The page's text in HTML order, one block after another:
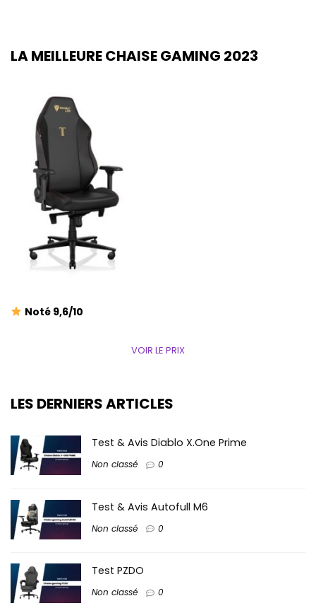
LA MEILLEURE CHAISE GAMING 2023
Noté 9,6/10
VOIR LE PRIX
LES DERNIERS ARTICLES
Test & Avis Diablo X.One Prime
Non classé 0
Test & Avis Autofull M6
Non classé 0
Test PZDO
Non classé 0